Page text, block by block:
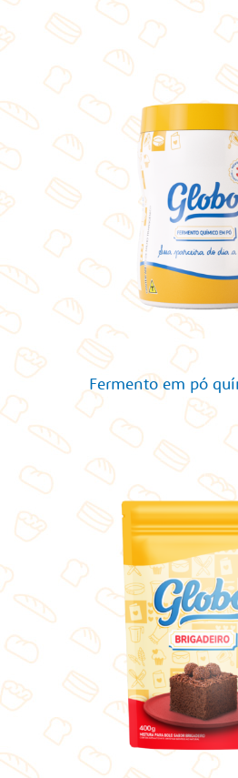
Fermento em pó